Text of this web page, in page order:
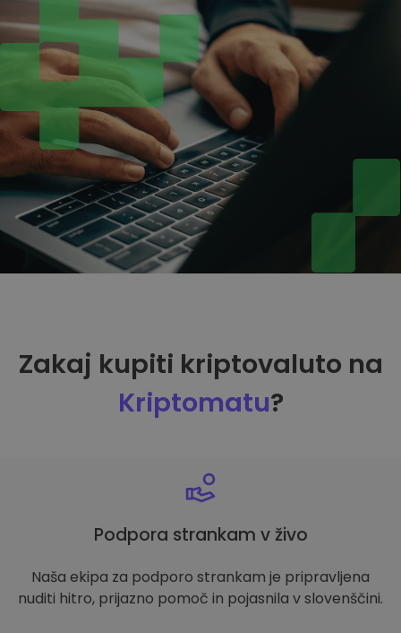
Zakaj kupiti kriptovaluto na
Kriptomatu?
Podpora strankam v živo
Naša ekipa za podporo strankam je pripravljena
nuditi hitro, prijazno pomoč in pojasnila v slovenščini.